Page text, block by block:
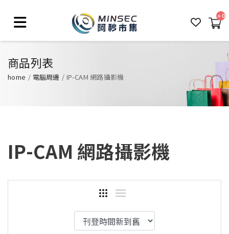
0
商品列表
home 電腦周邊 IP-CAM 網路攝影機
IP-CAM 網路攝影機